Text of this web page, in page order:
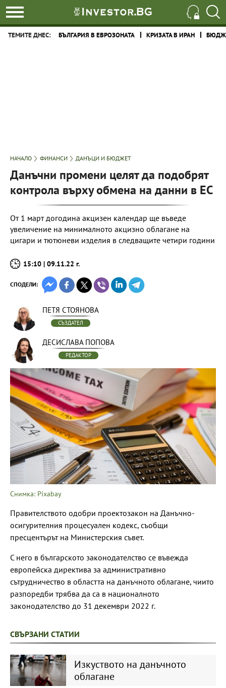
ТЕМИТЕ ДНЕС: БЪЛГАРИЯ В ЕВРОЗОНАТА КРИЗАТА В ИРАН
НАЧАЛО ФИНАНСИ ДАНЪЦИ И БЮДЖЕТ
Данъчни промени целят да подобрят
контрола върху обмена на данни в ЕС
От 1 март догодина акцизен календар ще въведе
увеличение на минималното акцизно облагане на
цигари и тютюневи изделия в следващите четири години
15:10 | 09.11.22 г.
СПОДЕЛИ:
ПЕТЯ СТОЯНОВА
СЪЗДАТЕЛ
ДЕСИСЛАВА ПОПОВА
РЕДАКТОР
Снимка: Pixabay
Правителството одобри проектозакон на Данъчно­-
осигурителния процесуален кодекс, съобщи
пресцентърът на Министерския съвет.
С него в българското законодателство се въвежда
европейска директива за административно
сътрудничество в областта на данъчното облагане, чиито
разпоредби трябва да са в националното
законодателство до 31 декември 2022 г.
СВЪРЗАНИ СТАТИИ
Изкуството на данъчното
облагане